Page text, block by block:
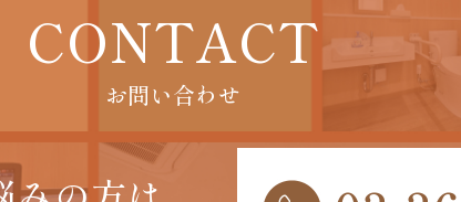
CONTACT
お問い合わせ